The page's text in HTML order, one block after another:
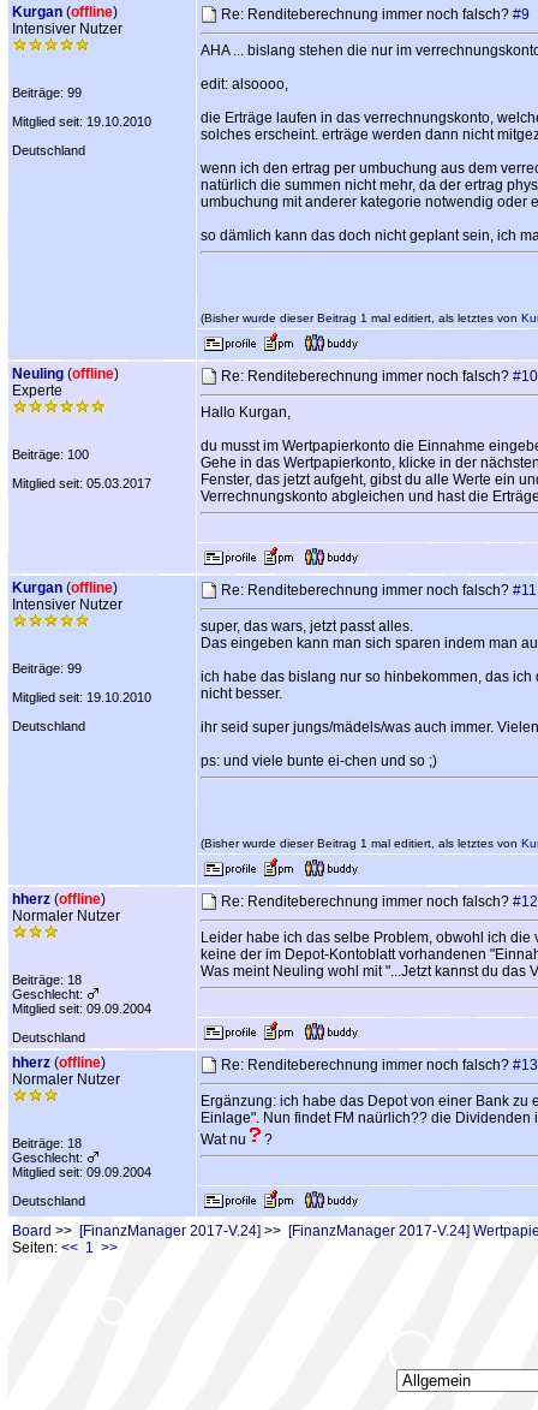
Kurgan (offline)
Intensiver Nutzer
Beiträge: 99
Mitglied seit: 19.10.2010
Deutschland
Re: Renditeberechnung immer noch falsch? #9
AHA ... bislang stehen die nur im
edit: alsoooo,
die Erträge laufen in das verrechnungskonto,
solches erscheint. erträge werden dann nicht
wenn ich den ertrag per umbuchung aus dem
natürlich die summen nicht mehr, da der ertrag
umbuchung mit anderer kategorie notwendig oder
so dämlich kann das doch nicht geplant sein, ich
(Bisher wurde dieser Beitrag 1 mal editiert, als letztes von
Neuling (offline)
Experte
Beiträge: 100
Mitglied seit: 05.03.2017
Re: Renditeberechnung immer noch falsch? #10
Hallo Kurgan,
du musst im Wertpapierkonto die Einnahme
Gehe in das Wertpapierkonto, klicke in der
Fenster, das jetzt aufgeht, gibst du alle Werte ein
Verrechnungskonto abgleichen und hast die
Kurgan (offline)
Intensiver Nutzer
Beiträge: 99
Mitglied seit: 19.10.2010
Deutschland
Re: Renditeberechnung immer noch falsch? #11
super, das wars, jetzt passt alles.
Das eingeben kann man sich sparen indem man
ich habe das bislang nur so hinbekommen, das
nicht besser.
ihr seid super jungs/mädels/was auch immer.
ps: und viele bunte ei-chen und so ;)
(Bisher wurde dieser Beitrag 1 mal editiert, als letztes von
hherz (offline)
Normaler Nutzer
Beiträge: 18
Geschlecht:
Mitglied seit: 09.09.2004
Deutschland
Re: Renditeberechnung immer noch falsch? #12
Leider habe ich das selbe Problem, obwohl ich
keine der im Depot-Kontoblatt vorhandenen
Was meint Neuling wohl mit "...Jetzt kannst du das
hherz (offline)
Normaler Nutzer
Beiträge: 18
Geschlecht:
Mitglied seit: 09.09.2004
Deutschland
Re: Renditeberechnung immer noch falsch? #13
Ergänzung: ich habe das Depot von einer Bank
Einlage". Nun findet FM naürlich?? die
Wat nu
?
Board >> [FinanzManager 2017-V.24] >> [FinanzManager 2017-V.24]
Seiten: << 1 >>